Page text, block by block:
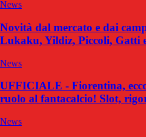
News
Novità dal mercato e dai
Lukaku, Yildiz, Piccoli, Gatti
News
UFFICIALE - Fiorentina,
ruolo al fantacalcio! Slot,
News